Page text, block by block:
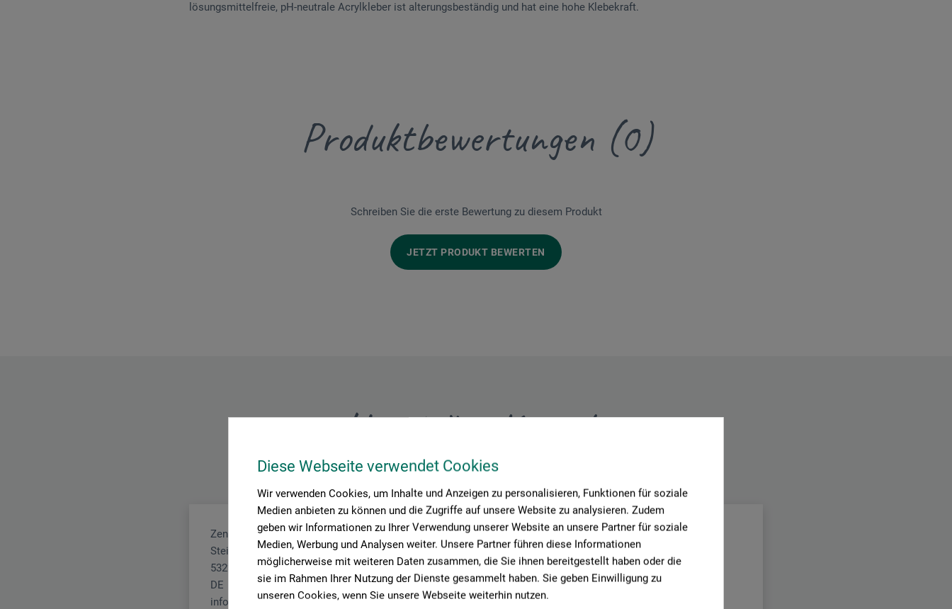
Diese Webseite verwendet Cookies
Wir verwenden Cookies, um Inhalte und Anzeigen zu personalisieren, Funktionen für soziale
Medien anbieten zu können und die Zugriffe auf unsere Website zu analysieren. Zudem
geben wir Informationen zu Ihrer Verwendung unserer Website an unsere Partner für soziale
Medien, Werbung und Analysen weiter. Unsere Partner führen diese Informationen
möglicherweise mit weiteren Daten zusammen, die Sie ihnen bereitgestellt haben oder die
sie im Rahmen Ihrer Nutzung der Dienste gesammelt haben. Sie geben Einwilligung zu
unseren Cookies, wenn Sie unsere Webseite weiterhin nutzen.
lösungsmittelfreie, pH-neutrale Acrylkleber ist alterungsbeständig und hat eine hohe Klebekraft.
Produktbewertungen (0)
Schreiben Sie die erste Bewertung zu diesem Produkt
JETZT PRODUKT BEWERTEN
Hersteller-Kontakt
Zenith Art System GmbH
Steinbruchweg 2 a
53227 Bonn
DE
info@zenith-art-system.de